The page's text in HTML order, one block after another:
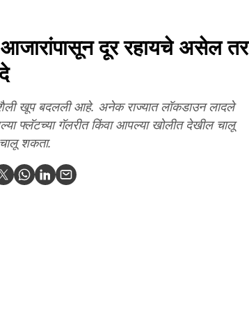
दूर रहायचे असेल तर
खूप बदलली आहे. अनेक राज्यात लॉकडाउन लादले
फ्लॅटच्या गॅलरीत किंवा आपल्या खोलीत देखील चालू
शकता.